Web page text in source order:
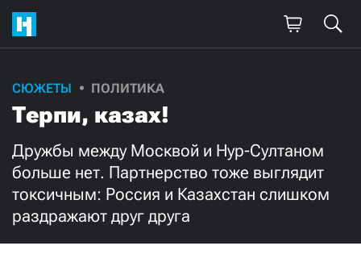
СЮЖЕТЫ ПОЛИТИКА
Терпи, казах!
Дружбы между Москвой и Нур-Султаном
больше нет. Партнерство тоже выглядит
токсичным: Россия и Казахстан слишком
раздражают друг друга
Поддержите
нашу работу!
Ежемесячно Разово
3000 1000
500 300